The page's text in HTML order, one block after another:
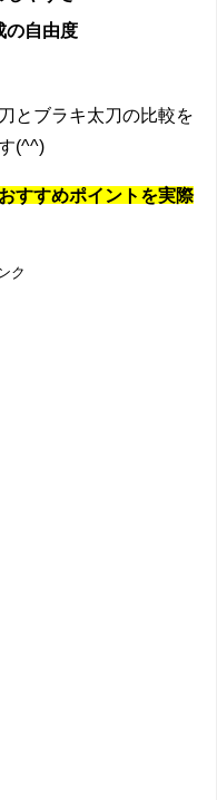
の自由度
とブラキ太刀の比較を
(^^)
すすめポイントを実際
ク